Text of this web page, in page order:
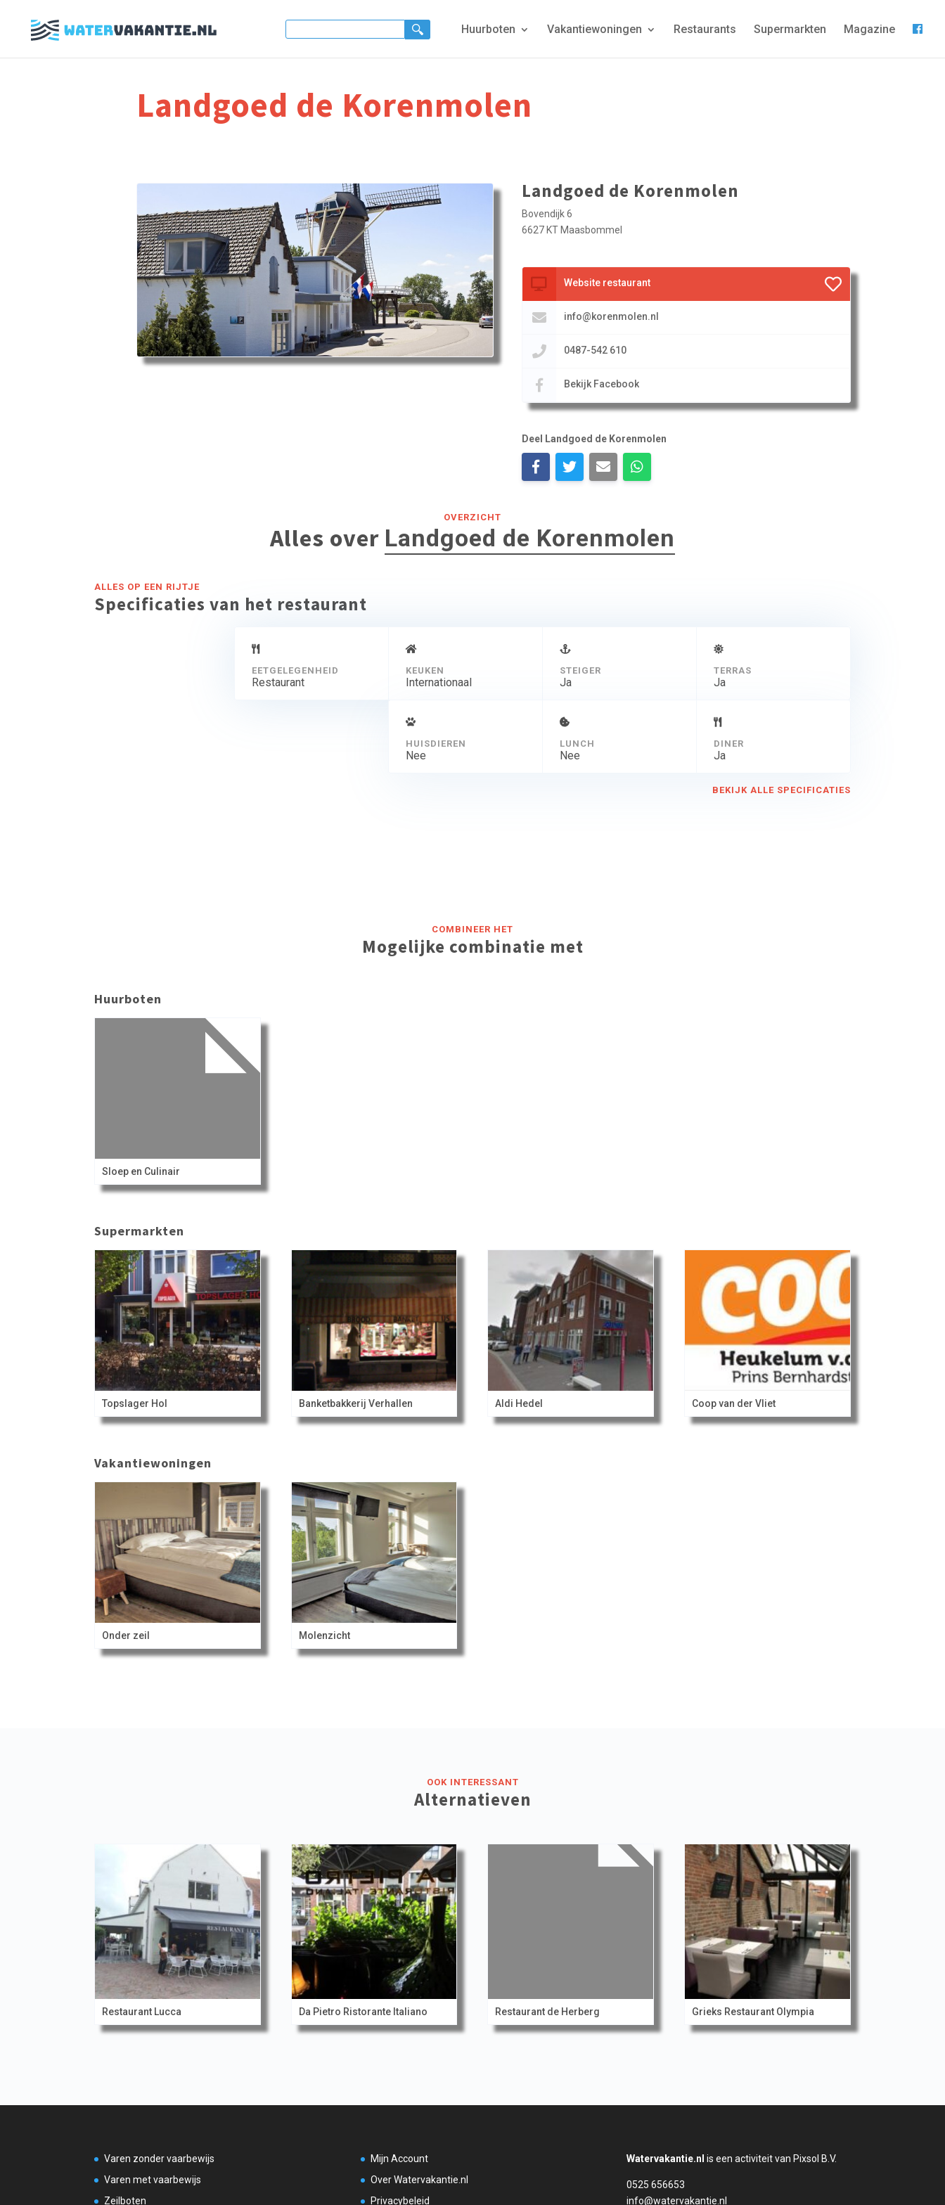
Huurboten Vakantiewoningen Restaurants Supermarkten Magazine
Landgoed de Korenmolen
Landgoed de Korenmolen
Bovendijk 6
6627 KT Maasbommel
Website restaurant
info@korenmolen.nl
0487-542 610
Bekijk Facebook
Deel Landgoed de Korenmolen
OVERZICHT
Alles over Landgoed de Korenmolen
ALLES OP EEN RIJTJE
Specificaties van het restaurant
EETGELEGENHEID
Restaurant
KEUKEN
Internationaal
STEIGER
Ja
TERRAS
Ja
HUISDIEREN
Nee
LUNCH
Nee
DINER
Ja
BEKIJK ALLE SPECIFICATIES
COMBINEER HET
Mogelijke combinatie met
Huurboten
Sloep en Culinair
Supermarkten
Topslager Hol Banketbakkerij Verhallen Aldi Hedel Coop van der Vliet
Vakantiewoningen
Onder zeil Molenzicht
OOK INTERESSANT
Alternatieven
Restaurant Lucca Da Pietro Ristorante Italiano Restaurant de Herberg Grieks Restaurant Olympia
Varen zonder vaarbewijs
Varen met vaarbewijs
Zeilboten
Mijn Account
Over Watervakantie.nl
Privacybeleid
Watervakantie.nl is een activiteit van Pixsol B.V.
0525 656653
info@watervakantie.nl